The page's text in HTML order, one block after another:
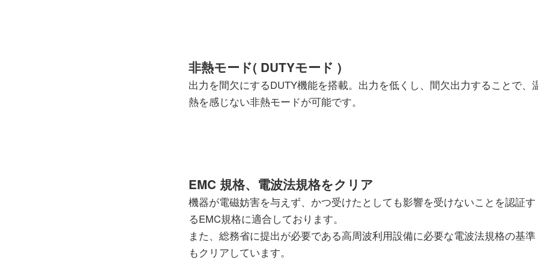
非熱モード( DUTYモード )
出力を間欠にするDUTY機能を搭載。出力を低くし、間欠出力することで、
熱を感じない非熱モードが可能です。
EMC 規格、電波法規格をクリア
機器が電磁妨害を与えず、かつ受けたとしても影響を受けないことを認証す
るEMC規格に適合しております。
また、総務省に提出が必要である高周波利用設備に必要な電波法規格の基準
もクリアしています。